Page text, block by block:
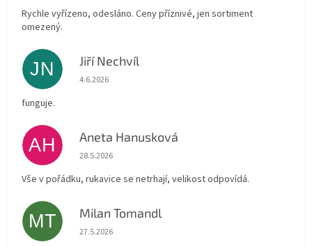
Rychle vyřízeno, odesláno. Ceny příznivé, jen sortiment
omezený.
JN Jiří Nechvíl
Hodnocení obchodu je 5 z 5 hvězdiček.
4.6.2026
funguje.
AH Aneta Hanusková
Hodnocení obchodu je 5 z 5 hvězdiček.
28.5.2026
Vše v pořádku, rukavice se netrhají, velikost odpovídá.
MT Milan Tomandl
Hodnocení obchodu je 5 z 5 hvězdiček.
27.5.2026